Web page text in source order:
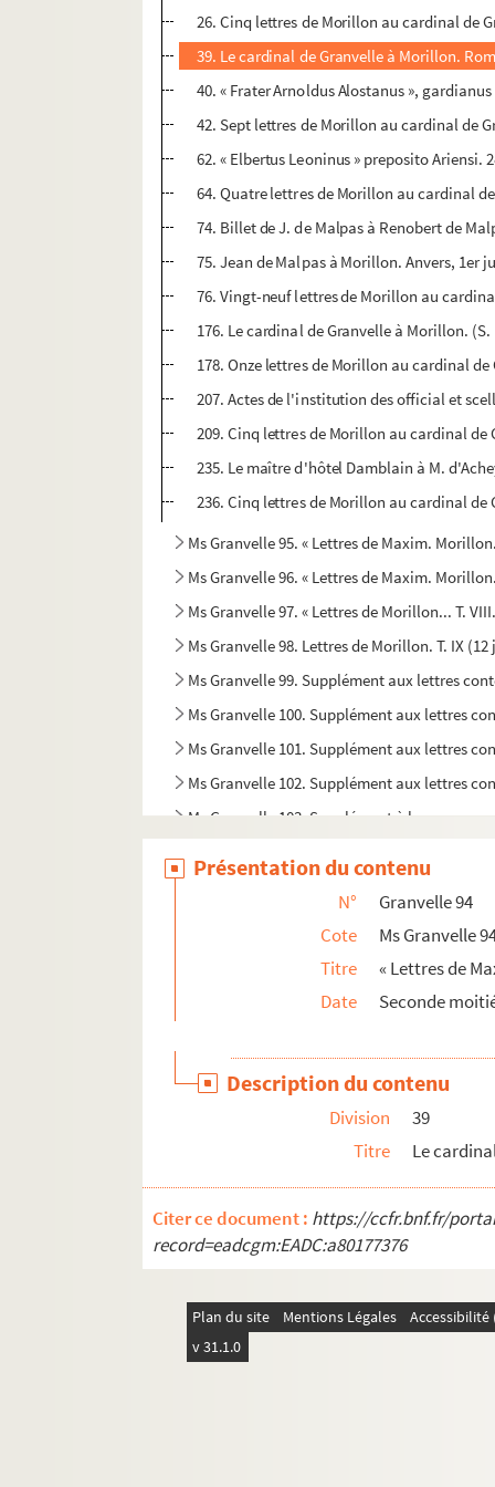
26. Cinq lettres de Morillon au cardinal de
39. Le cardinal de Granvelle à Morillon.
40. « Frater Arnoldus Alostanus »,
42. Sept lettres de Morillon au cardinal de
62. « Elbertus Leoninus » preposito Ariensi.
64. Quatre lettres de Morillon au cardinal
74. Billet de J. de Malpas à Renobert de
75. Jean de Malpas à Morillon. Anvers, 1er
76. Vingt-neuf lettres de Morillon au
176. Le cardinal de Granvelle à Morillon.
178. Onze lettres de Morillon au cardinal
207. Actes de l'institution des official et
209. Cinq lettres de Morillon au cardinal de
235. Le maître d'hôtel Damblain à M.
236. Cinq lettres de Morillon au cardinal de
Ms Granvelle 95. « Lettres de Maxim.
Ms Granvelle 96. « Lettres de Maxim.
Ms Granvelle 97. « Lettres de Morillon... T.
Ms Granvelle 98. Lettres de Morillon. T. IX
Ms Granvelle 99. Supplément aux lettres
Ms Granvelle 100. Supplément aux lettres
Ms Granvelle 101. Supplément aux lettres
Ms Granvelle 102. Supplément aux lettres
Ms Granvelle 103. Supplément à la
Présentation du contenu
N°
Granvelle 94
Cote
Ms Granvelle
Titre
« Lettres de
Date
Seconde
Description du contenu
Division
39
Titre
Le
Citer ce document : https://ccfr.bnf.fr/
record=eadcgm:EADC:a80177376
Plan du site Mentions Légales
v 31.1.0